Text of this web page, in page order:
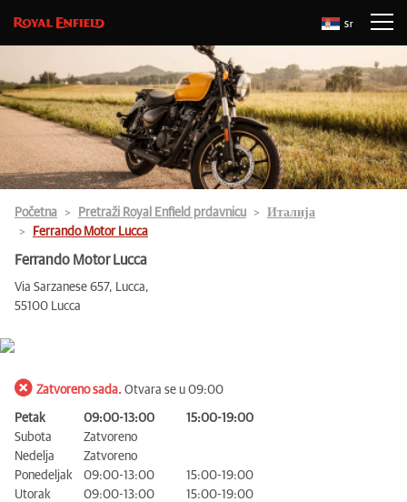
Sr
Početna Pretraži Royal Enfield prdavnicu
Италија
Ferrando Motor Lucca
Ferrando Motor Lucca
Via Sarzanese 657, Lucca,
55100 Lucca
Zatvoreno sada. Otvara se u 09:00
Petak 09:00-13:00
15:00-19:00
Subota
Zatvoreno
Nedelja
Zatvoreno
Ponedeljak
09:00-13:00
15:00-19:00
Utorak
09:00-13:00
15:00-19:00